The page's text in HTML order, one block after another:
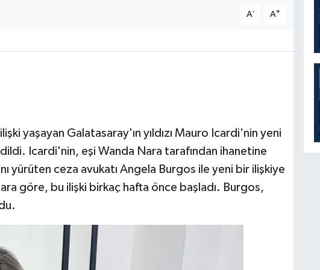
A- A+
yaşayan Galatasaray'ın yıldızı Mauro Icardi'nin yeni
Icardi'nin, eşi Wanda Nara tarafından ihanetine
yürüten ceza avukatı Angela Burgos ile yeni bir ilişkiye
göre, bu ilişki birkaç hafta önce başladı. Burgos,